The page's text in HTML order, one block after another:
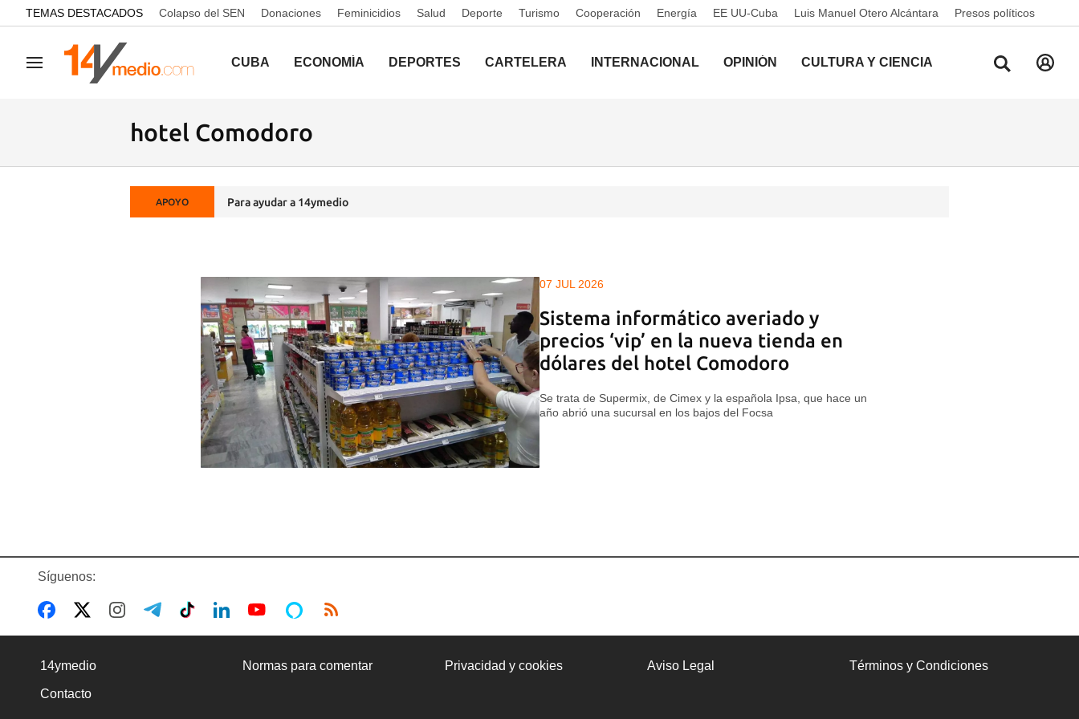
common.go-to-content
TEMAS DESTACADOS Colapso del SEN Donaciones Feminicidios Salud Deporte Turismo Cooperación Energía EE UU-Cuba Luis Manuel Otero Alcántara Presos políticos
Navegación CUBA ECONOMÍA DEPORTES CARTELERA INTERNACIONAL OPINIÓN CULTURA Y CIENCIA
hotel Comodoro
APOYO Para ayudar a 14ymedio
07 JUL 2026
Sistema informático averiado y
precios ‘vip’ en la nueva tienda en
dólares del hotel Comodoro
Se trata de Supermix, de Cimex y la española Ipsa, que hace un
año abrió una sucursal en los bajos del Focsa
Síguenos:
14ymedio Normas para comentar Privacidad y cookies Aviso Legal Términos y Condiciones
Contacto